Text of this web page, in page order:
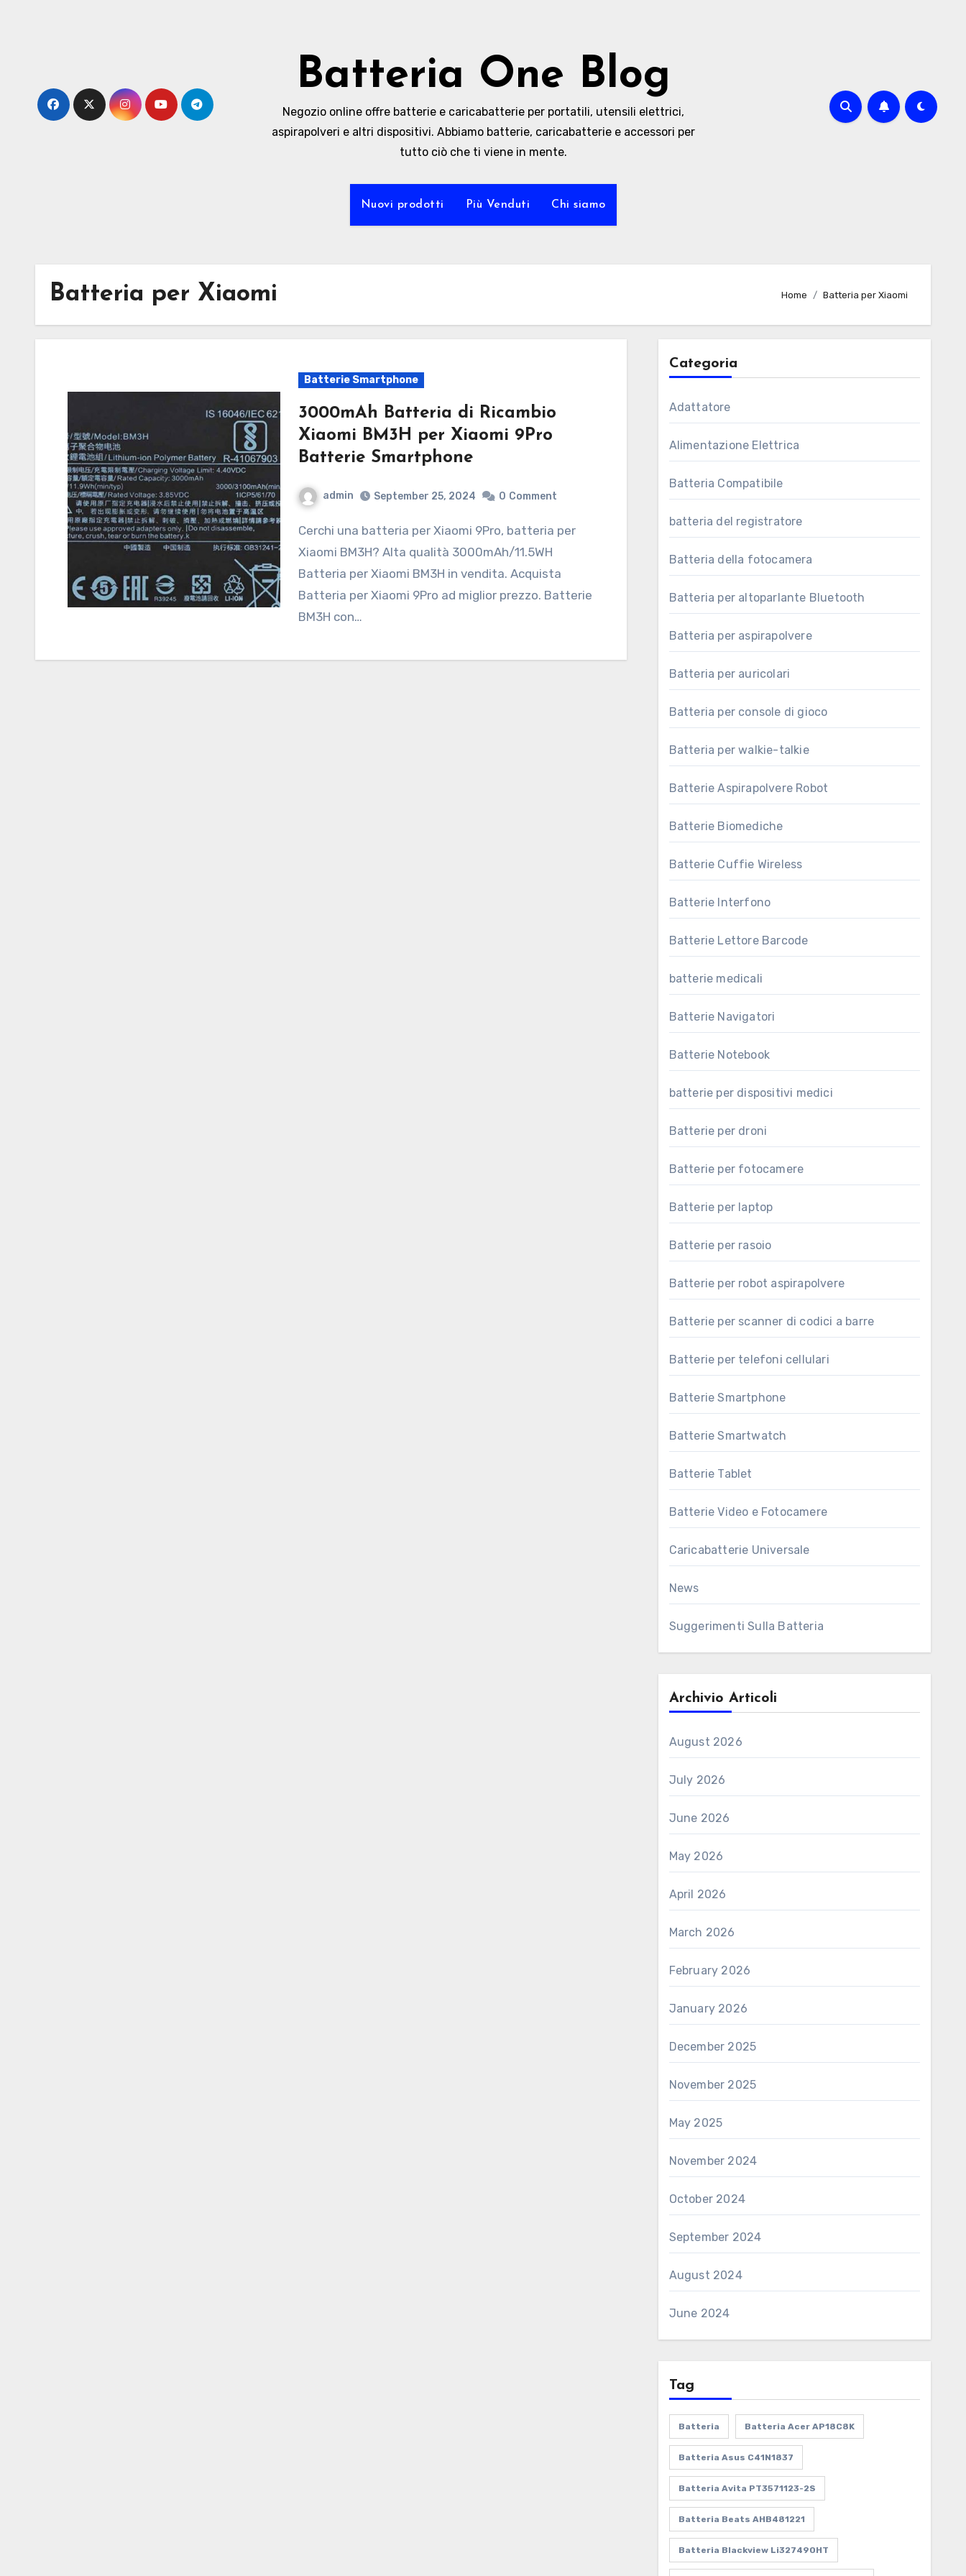
Batteria One Blog
Negozio online offre batterie e caricabatterie per portatili, utensili elettrici,
aspirapolveri e altri dispositivi. Abbiamo batterie, caricabatterie e accessori per
tutto ciò che ti viene in mente.
Nuovi prodotti Più Venduti Chi siamo
Batteria per Xiaomi Home Batteria per Xiaomi
Batterie Smartphone
3000mAh Batteria di Ricambio
Xiaomi BM3H per Xiaomi 9Pro
Batterie Smartphone
admin September 25, 2024 0 Comment
Cerchi una batteria per Xiaomi 9Pro, batteria per
Xiaomi BM3H? Alta qualità 3000mAh/11.5WH
Batteria per Xiaomi BM3H in vendita. Acquista
Batteria per Xiaomi 9Pro ad miglior prezzo. Batterie
BM3H con…
Categoria
Adattatore
Alimentazione Elettrica
Batteria Compatibile
batteria del registratore
Batteria della fotocamera
Batteria per altoparlante Bluetooth
Batteria per aspirapolvere
Batteria per auricolari
Batteria per console di gioco
Batteria per walkie-talkie
Batterie Aspirapolvere Robot
Batterie Biomediche
Batterie Cuffie Wireless
Batterie Interfono
Batterie Lettore Barcode
batterie medicali
Batterie Navigatori
Batterie Notebook
batterie per dispositivi medici
Batterie per droni
Batterie per fotocamere
Batterie per laptop
Batterie per rasoio
Batterie per robot aspirapolvere
Batterie per scanner di codici a barre
Batterie per telefoni cellulari
Batterie Smartphone
Batterie Smartwatch
Batterie Tablet
Batterie Video e Fotocamere
Caricabatterie Universale
News
Suggerimenti Sulla Batteria
Archivio Articoli
August 2026
July 2026
June 2026
May 2026
April 2026
March 2026
February 2026
January 2026
December 2025
November 2025
May 2025
November 2024
October 2024
September 2024
August 2024
June 2024
Tag
Batteria Batteria Acer AP18C8K
Batteria Asus C41N1837
Batteria Avita PT3571123-2S
Batteria Beats AHB481221
Batteria Blackview Li327490HT